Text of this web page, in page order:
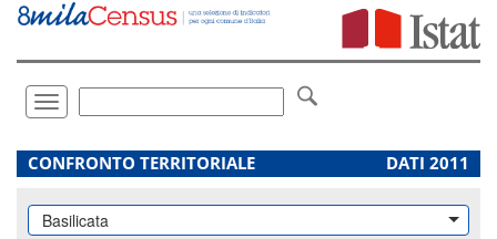
Vai
direttamente
Toggle
navigation
.
CONFRONTO TERRITORIALE DATI 2011
Basilicata